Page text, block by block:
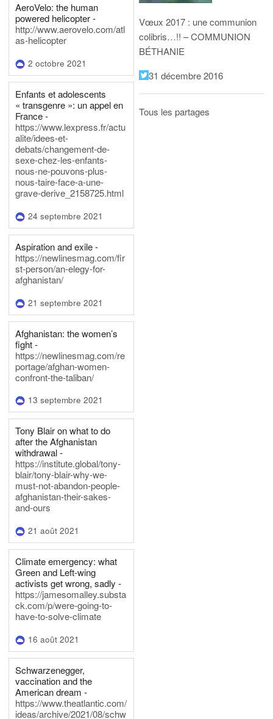
AeroVelo: the human
powered helicopter -
http://www.aerovelo.com/atl
as-helicopter
2 octobre 2021
Enfants et adolescents
« transgenre »: un appel en
France -
https://www.lexpress.fr/actu
alite/idees-et-
debats/changement-de-
sexe-chez-les-enfants-
nous-ne-pouvons-plus-
nous-taire-face-a-une-
grave-derive_2158725.html
24 septembre 2021
Aspiration and exile -
https://newlinesmag.com/fir
st-person/an-elegy-for-
afghanistan/
21 septembre 2021
Afghanistan: the women’s
fight -
https://newlinesmag.com/re
portage/afghan-women-
confront-the-taliban/
13 septembre 2021
Tony Blair on what to do
after the Afghanistan
withdrawal -
https://institute.global/tony-
blair/tony-blair-why-we-
must-not-abandon-people-
afghanistan-their-sakes-
and-ours
21 août 2021
Climate emergency: what
Green and Left-wing
activists get wrong, sadly -
https://jamesomalley.substa
ck.com/p/were-going-to-
have-to-solve-climate
16 août 2021
Schwarzenegger,
vaccination and the
American dream -
https://www.theatlantic.com/
ideas/archive/2021/08/schw
Vœux 2017 : une communion
colibris…!! – COMMUNION
BÉTHANIE
31 décembre 2016
Tous les partages